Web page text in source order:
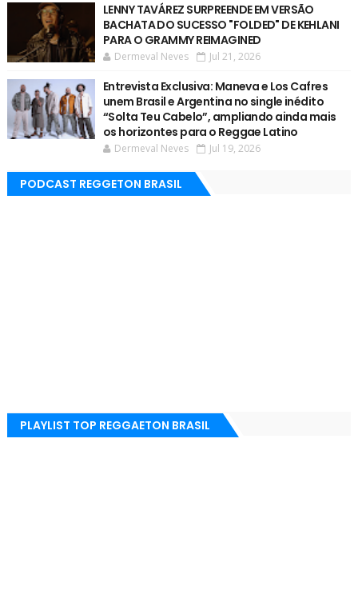
LENNY TAVÁREZ SURPREENDE EM VERSÃO
BACHATA DO SUCESSO "FOLDED" DE KEHLANI
PARA O GRAMMY REIMAGINED
Dermeval Neves Jul 21, 2026
Entrevista Exclusiva: Maneva e Los Cafres
unem Brasil e Argentina no single inédito
“Solta Teu Cabelo”, ampliando ainda mais
os horizontes para o Reggae Latino
Dermeval Neves Jul 19, 2026
PODCAST REGGETON BRASIL
PLAYLIST TOP REGGAETON BRASIL